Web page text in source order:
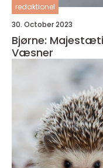
redaktionel
30. October 2023
Bjørne:
Væsner